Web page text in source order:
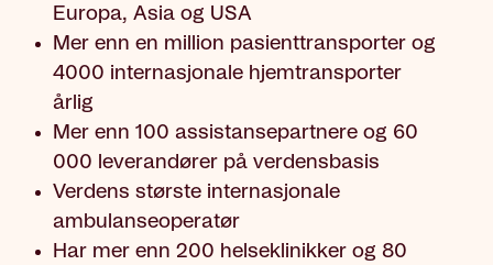
Europa, Asia og USA
Mer enn en million pasienttransporter og
4000 internasjonale hjemtransporter
årlig
Mer enn 100 assistansepartnere og 60
000 leverandører på verdensbasis
Verdens største internasjonale
ambulanseoperatør
Har mer enn 200 helseklinikker og 80